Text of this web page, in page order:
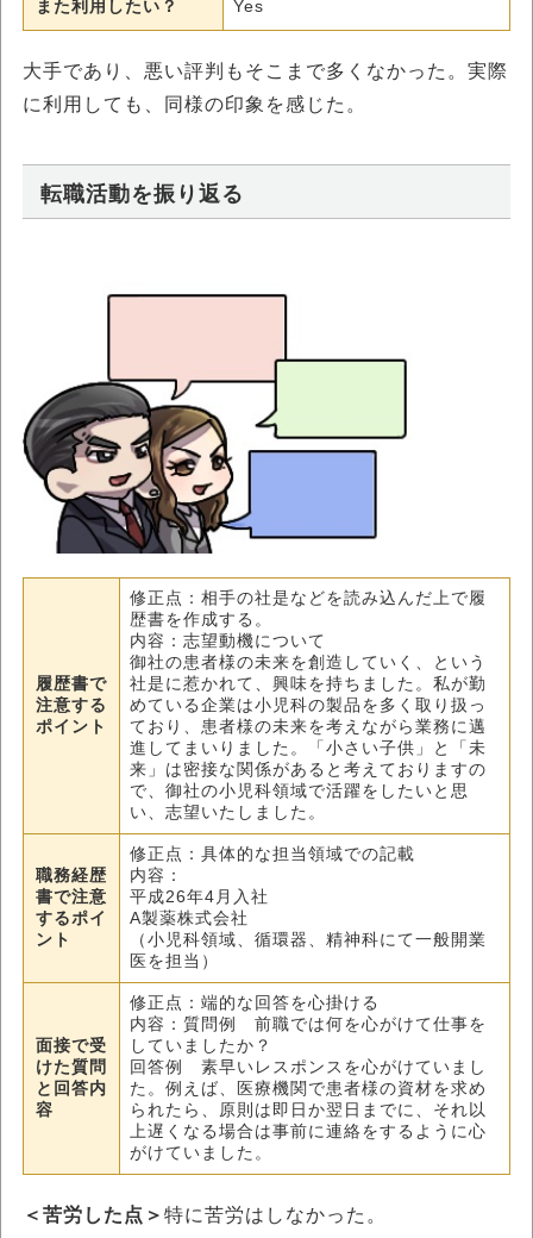
また利用したい？ Yes
大手であり、悪い評判もそこまで多くなかった。実際
に利用しても、同様の印象を感じた。
転職活動を振り返る
履歴書で
注意する
ポイント
修正点：相手の社是などを読み込んだ上で履
歴書を作成する。
内容：志望動機について
御社の患者様の未来を創造していく、という
社是に惹かれて、興味を持ちました。私が勤
めている企業は小児科の製品を多く取り扱っ
ており、患者様の未来を考えながら業務に邁
進してまいりました。「小さい子供」と「未
来」は密接な関係があると考えておりますの
で、御社の小児科領域で活躍をしたいと思
い、志望いたしました。
職務経歴
書で注意
するポイ
ント
修正点：具体的な担当領域での記載
内容：
平成26年4月入社
A製薬株式会社
（小児科領域、循環器、精神科にて一般開業
医を担当）
面接で受
けた質問
と回答内
容
修正点：端的な回答を心掛ける
内容：質問例 前職では何を心がけて仕事を
していましたか？
回答例 素早いレスポンスを心がけていまし
た。例えば、医療機関で患者様の資材を求め
られたら、原則は即日か翌日までに、それ以
上遅くなる場合は事前に連絡をするように心
がけていました。
＜苦労した点＞ 特に苦労はしなかった。